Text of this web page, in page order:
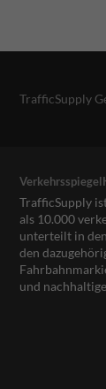
TrafficSupply
TrafficSupply
als 10.000
unterteilt in
den
und